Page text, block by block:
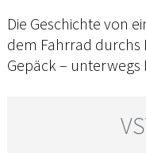
Die Geschichte von
dem Fahrrad durchs
Gepäck – unterwegs